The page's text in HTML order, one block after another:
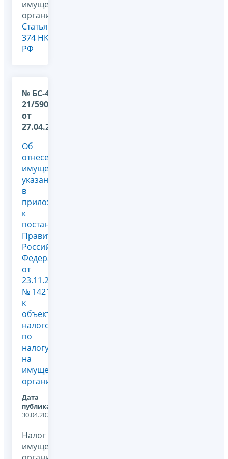
имущество
организаций,
Статья
374 НК
РФ
№ БС-4-
21/5905@
от
27.04.2021
Об
отнесении
имущества,
указанного
в
приложении
к
постановлению
Правительства
Российской
Федерации
от
23.11.2017
№ 1421,
к
объектам
налогообложения
по
налогу
на
имущество
организац...
Дата
публикации:
30.04.2021
Налог на
имущество